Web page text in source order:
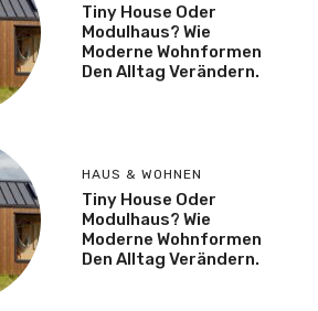
Tiny House Oder
Modulhaus? Wie
Moderne Wohnformen
Den Alltag Verändern.
HAUS & WOHNEN
Tiny House Oder
Modulhaus? Wie
Moderne Wohnformen
Den Alltag Verändern.